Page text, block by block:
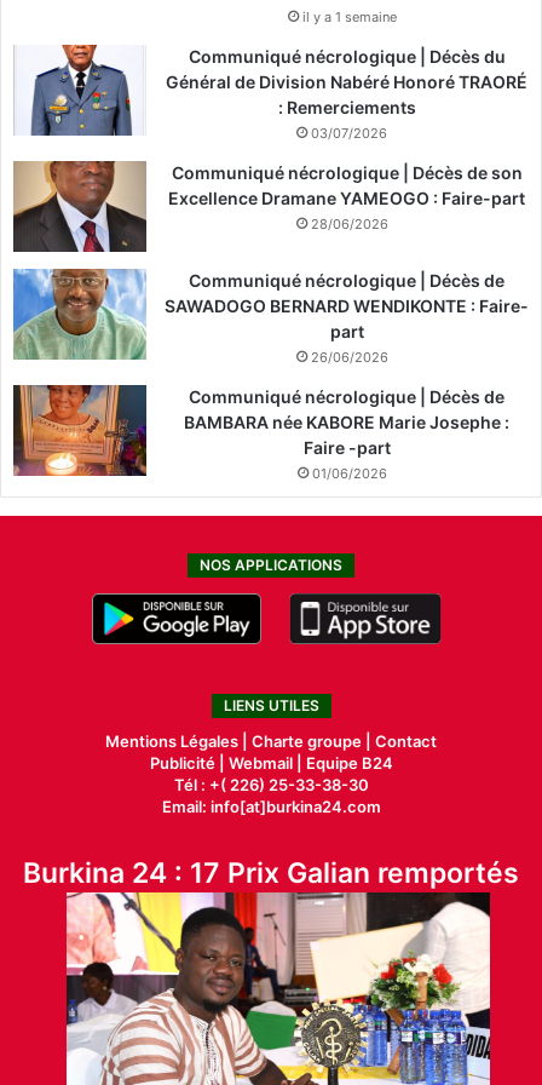
il y a 1 semaine
Communiqué nécrologique | Décès du
Général de Division Nabéré Honoré TRAORÉ
: Remerciements
03/07/2026
Communiqué nécrologique | Décès de son
Excellence Dramane YAMEOGO : Faire-part
28/06/2026
Communiqué nécrologique | Décès de
SAWADOGO BERNARD WENDIKONTE : Faire-
part
26/06/2026
Communiqué nécrologique | Décès de
BAMBARA née KABORE Marie Josephe :
Faire -part
01/06/2026
NOS APPLICATIONS
LIENS UTILES
Mentions Légales | Charte groupe | Contact
Publicité| Webmail |
Equipe B24
Tél : +( 226) 25-33-38-30
Email: info[at]burkina24.com
Burkina 24 : 17 Prix Galian remportés